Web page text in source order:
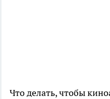
Что делать, чтобы